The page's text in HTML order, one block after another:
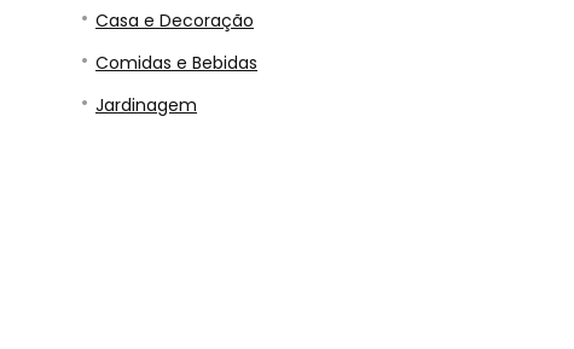
Casa e Decoração
Comidas e Bebidas
Jardinagem